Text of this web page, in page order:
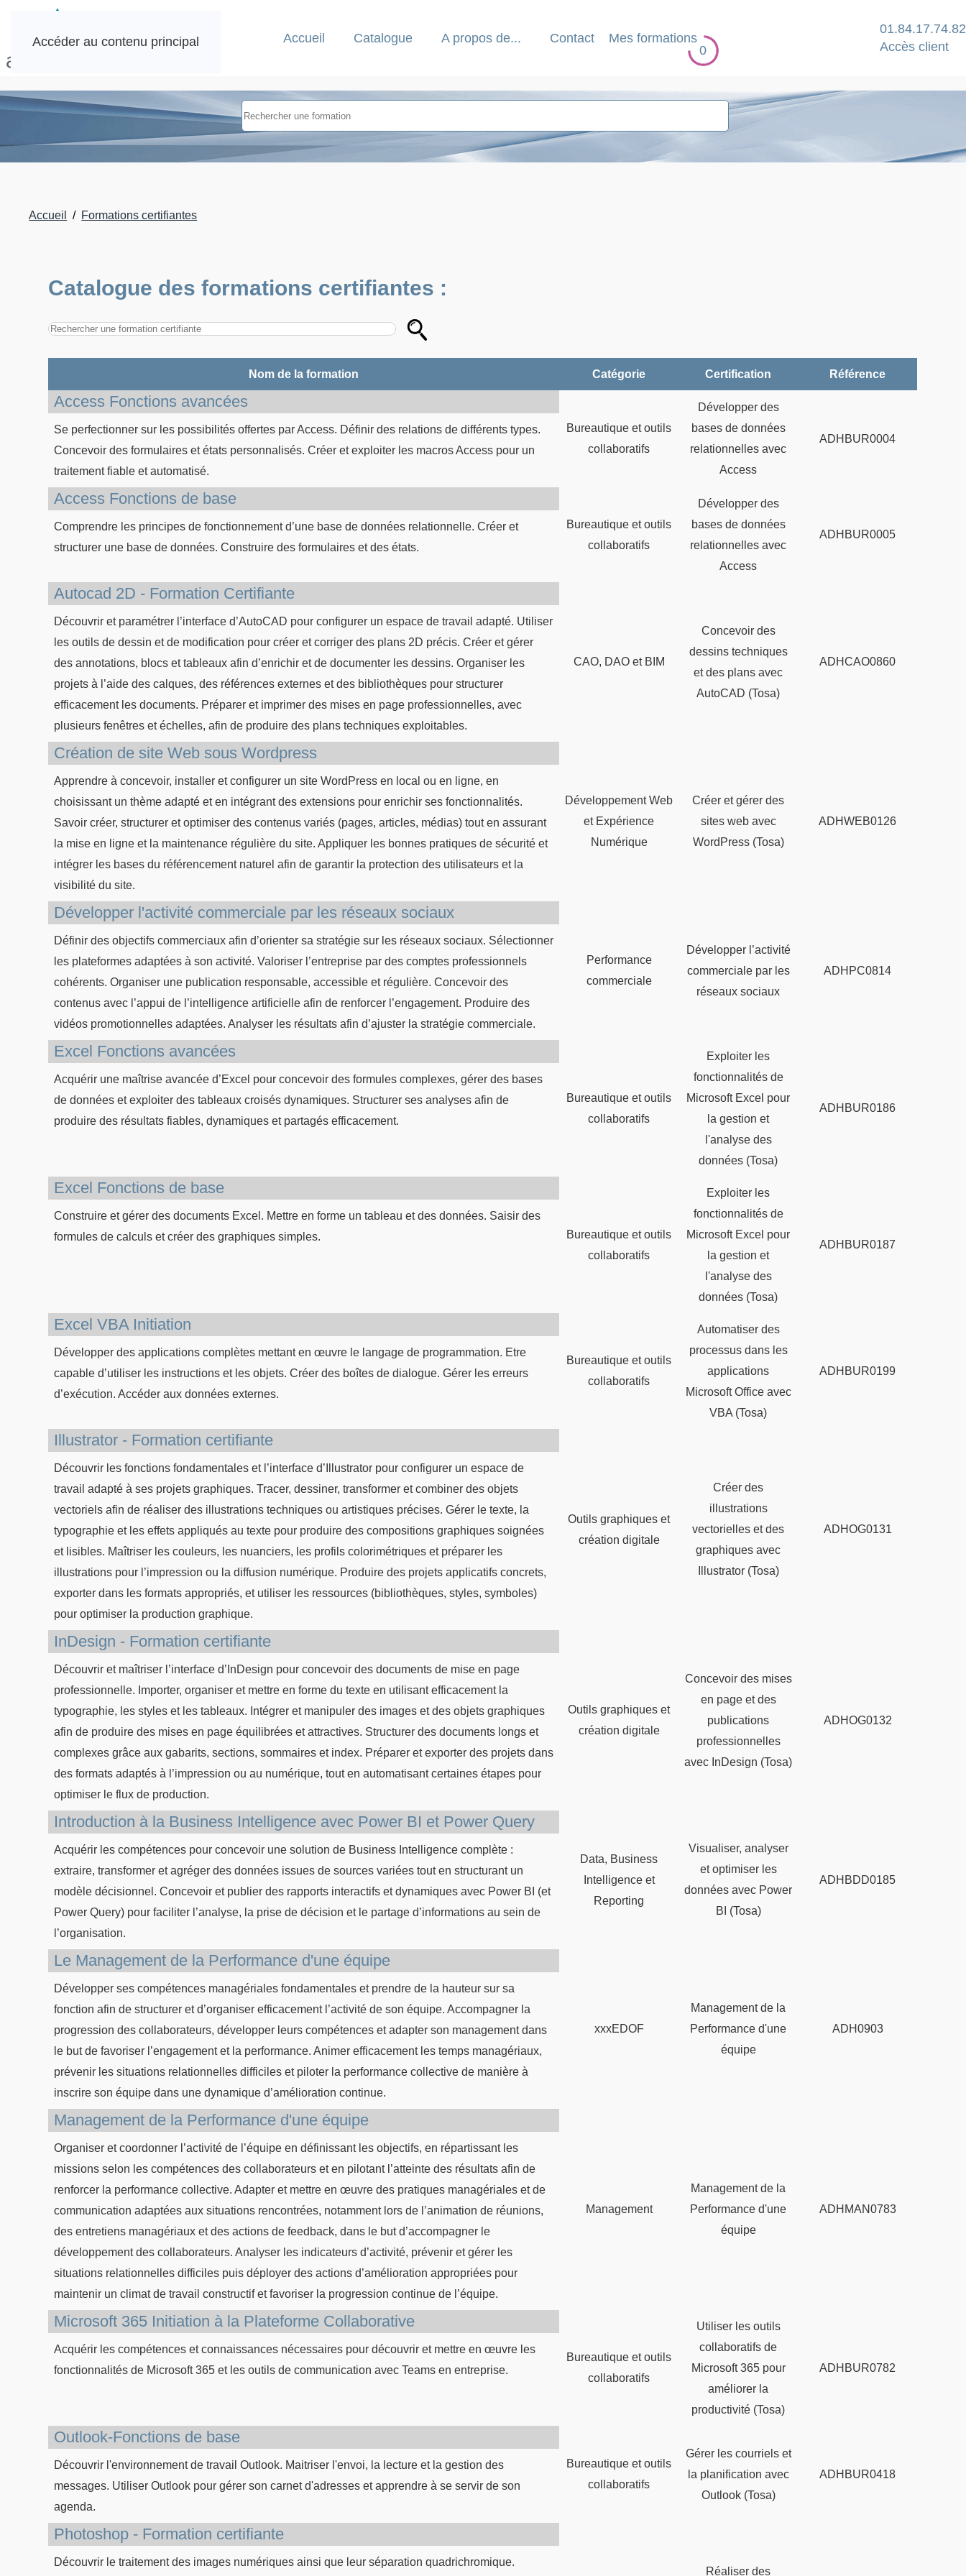
Accéder au contenu principal Accueil Catalogue A propos de... Contact
Mes formations
0
01.84.17.74.82
Accès client
Accueil Formations certifiantes
Catalogue des formations certifiantes :
Nom de la formation Catégorie Référence
Access Fonctions avancées
Se perfectionner sur les possibilités offertes par Access. Définir des relations de différents types.
Concevoir des formulaires et états personnalisés. Créer et exploiter les macros Access pour un
traitement fiable et automatisé.
Bureautique et outils
collaboratifs
Développer des
bases de données
relationnelles avec
Access
ADHBUR0004
Access Fonctions de base
Comprendre les principes de fonctionnement d’une base de données relationnelle. Créer et
structurer une base de données. Construire des formulaires et des états.
Bureautique et outils
collaboratifs
Développer des
bases de données
relationnelles avec
Access
ADHBUR0005
Autocad 2D - Formation Certifiante
Découvrir et paramétrer l’interface d’AutoCAD pour configurer un espace de travail adapté. Utiliser
les outils de dessin et de modification pour créer et corriger des plans 2D précis. Créer et gérer
des annotations, blocs et tableaux afin d’enrichir et de documenter les dessins. Organiser les
projets à l’aide des calques, des références externes et des bibliothèques pour structurer
efficacement les documents. Préparer et imprimer des mises en page professionnelles, avec
plusieurs fenêtres et échelles, afin de produire des plans techniques exploitables.
CAO, DAO et BIM
Concevoir des
dessins techniques
et des plans avec
AutoCAD (Tosa)
ADHCAO0860
Création de site Web sous Wordpress
Apprendre à concevoir, installer et configurer un site WordPress en local ou en ligne, en
choisissant un thème adapté et en intégrant des extensions pour enrichir ses fonctionnalités.
Savoir créer, structurer et optimiser des contenus variés (pages, articles, médias) tout en assurant
la mise en ligne et la maintenance régulière du site. Appliquer les bonnes pratiques de sécurité et
intégrer les bases du référencement naturel afin de garantir la protection des utilisateurs et la
visibilité du site.
Développement Web
et Expérience
Numérique
Créer et gérer des
sites web avec
WordPress (Tosa)
ADHWEB0126
Développer l'activité commerciale par les réseaux sociaux
Définir des objectifs commerciaux afin d’orienter sa stratégie sur les réseaux sociaux. Sélectionner
les plateformes adaptées à son activité. Valoriser l’entreprise par des comptes professionnels
cohérents. Organiser une publication responsable, accessible et régulière. Concevoir des
contenus avec l’appui de l’intelligence artificielle afin de renforcer l’engagement. Produire des
vidéos promotionnelles adaptées. Analyser les résultats afin d’ajuster la stratégie commerciale.
Performance
commerciale
Développer l’activité
commerciale par les
réseaux sociaux
ADHPC0814
Excel Fonctions avancées
Acquérir une maîtrise avancée d’Excel pour concevoir des formules complexes, gérer des bases
de données et exploiter des tableaux croisés dynamiques. Structurer ses analyses afin de
produire des résultats fiables, dynamiques et partagés efficacement.
Bureautique et outils
collaboratifs
Exploiter les
fonctionnalités de
Microsoft Excel pour
la gestion et
l'analyse des
données (Tosa)
ADHBUR0186
Excel Fonctions de base
Construire et gérer des documents Excel. Mettre en forme un tableau et des données. Saisir des
formules de calculs et créer des graphiques simples.
Bureautique et outils
collaboratifs
Exploiter les
fonctionnalités de
Microsoft Excel pour
la gestion et
l'analyse des
données (Tosa)
ADHBUR0187
Excel VBA Initiation
Développer des applications complètes mettant en œuvre le langage de programmation. Etre
capable d’utiliser les instructions et les objets. Créer des boîtes de dialogue. Gérer les erreurs
d’exécution. Accéder aux données externes.
Bureautique et outils
collaboratifs
Automatiser des
processus dans les
applications
Microsoft Office avec
VBA (Tosa)
ADHBUR0199
Illustrator - Formation certifiante
Découvrir les fonctions fondamentales et l’interface d’Illustrator pour configurer un espace de
travail adapté à ses projets graphiques. Tracer, dessiner, transformer et combiner des objets
vectoriels afin de réaliser des illustrations techniques ou artistiques précises. Gérer le texte, la
typographie et les effets appliqués au texte pour produire des compositions graphiques soignées
et lisibles. Maîtriser les couleurs, les nuanciers, les profils colorimétriques et préparer les
illustrations pour l’impression ou la diffusion numérique. Produire des projets applicatifs concrets,
exporter dans les formats appropriés, et utiliser les ressources (bibliothèques, styles, symboles)
pour optimiser la production graphique.
Outils graphiques et
création digitale
Créer des
illustrations
vectorielles et des
graphiques avec
Illustrator (Tosa)
ADHOG0131
InDesign - Formation certifiante
Découvrir et maîtriser l’interface d’InDesign pour concevoir des documents de mise en page
professionnelle. Importer, organiser et mettre en forme du texte en utilisant efficacement la
typographie, les styles et les tableaux. Intégrer et manipuler des images et des objets graphiques
afin de produire des mises en page équilibrées et attractives. Structurer des documents longs et
complexes grâce aux gabarits, sections, sommaires et index. Préparer et exporter des projets dans
des formats adaptés à l’impression ou au numérique, tout en automatisant certaines étapes pour
optimiser le flux de production.
Outils graphiques et
création digitale
Concevoir des mises
en page et des
publications
professionnelles
avec InDesign (Tosa)
ADHOG0132
Introduction à la Business Intelligence avec Power BI et Power Query
Acquérir les compétences pour concevoir une solution de Business Intelligence complète :
extraire, transformer et agréger des données issues de sources variées tout en structurant un
modèle décisionnel. Concevoir et publier des rapports interactifs et dynamiques avec Power BI (et
Power Query) pour faciliter l’analyse, la prise de décision et le partage d’informations au sein de
l’organisation.
Data, Business
Intelligence et
Reporting
Visualiser, analyser
et optimiser les
données avec Power
BI (Tosa)
ADHBDD0185
Le Management de la Performance d'une équipe
Développer ses compétences managériales fondamentales et prendre de la hauteur sur sa
fonction afin de structurer et d’organiser efficacement l’activité de son équipe. Accompagner la
progression des collaborateurs, développer leurs compétences et adapter son management dans
le but de favoriser l’engagement et la performance. Animer efficacement les temps managériaux,
prévenir les situations relationnelles difficiles et piloter la performance collective de manière à
inscrire son équipe dans une dynamique d’amélioration continue.
xxxEDOF
Management de la
Performance d'une
équipe
ADH0903
Management de la Performance d'une équipe
Organiser et coordonner l’activité de l’équipe en définissant les objectifs, en répartissant les
missions selon les compétences des collaborateurs et en pilotant l’atteinte des résultats afin de
renforcer la performance collective. Adapter et mettre en œuvre des pratiques managériales et de
communication adaptées aux situations rencontrées, notamment lors de l’animation de réunions,
des entretiens managériaux et des actions de feedback, dans le but d’accompagner le
développement des collaborateurs. Analyser les indicateurs d’activité, prévenir et gérer les
situations relationnelles difficiles puis déployer des actions d’amélioration appropriées pour
maintenir un climat de travail constructif et favoriser la progression continue de l’équipe.
Management
Management de la
Performance d'une
équipe
ADHMAN0783
Microsoft 365 Initiation à la Plateforme Collaborative
Acquérir les compétences et connaissances nécessaires pour découvrir et mettre en œuvre les
fonctionnalités de Microsoft 365 et les outils de communication avec Teams en entreprise.
Bureautique et outils
collaboratifs
Utiliser les outils
collaboratifs de
Microsoft 365 pour
améliorer la
productivité (Tosa)
ADHBUR0782
Outlook-Fonctions de base
Découvrir l'environnement de travail Outlook. Maitriser l'envoi, la lecture et la gestion des
messages. Utiliser Outlook pour gérer son carnet d'adresses et apprendre à se servir de son
agenda.
Bureautique et outils
collaboratifs
Gérer les courriels et
la planification avec
Outlook (Tosa)
ADHBUR0418
Photoshop - Formation certifiante
Découvrir le traitement des images numériques ainsi que leur séparation quadrichromique.
Réaliser des